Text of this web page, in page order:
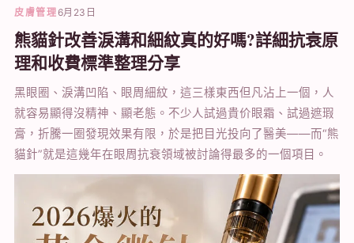
皮膚管理6月23日
熊貓針改善淚溝和細紋真的好嗎?詳細抗衰原
理和收費標準整理分享
黑眼圈、淚溝凹陷、眼周細紋，這三樣東西但凡沾上一個，人
就容易顯得沒精神、顯老態。不少人試過貴价眼霜、試過遮瑕
膏，折騰一圈發現效果有限，於是把目光投向了醫美——而“熊
貓針”就是這幾年在眼周抗衰領域被討論得最多的一個項目。